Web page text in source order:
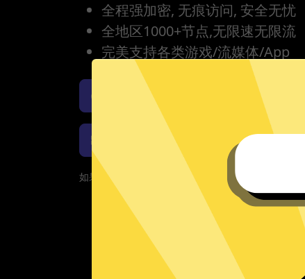
全程强加密, 无痕访问, 安全无忧
全地区1000+节点,无限速无限流
完美支持各类游戏/流媒体/App
Anycast加速器iOS版下载
Anycast加速器Windows下载
如果您的App当前遇到问题，请重新下载App！